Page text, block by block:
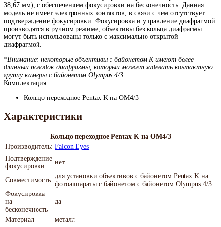
38,67 мм), с обеспечением фокусировки на бесконечность. Данная
модель не имеет электронных контактов, в связи с чем отсутствует
подтверждение фокусировки. Фокусировка и управление диафрагмой
производятся в ручном режиме, объективы без кольца диафрагмы
могут быть использованы только с максимально открытой
диафрагмой.
*Внимание: некоторые объективы c байонетом К имеют более
длинный поводок диафрагмы, который может задевать контактную
группу камеры с байонетом Olympus 4/3
Комплектация
Кольцо переходное Pentax K на OM4/3
Характеристики
Кольцо переходное Pentax K на OM4/3
Производитель: Falcon Eyes
Подтверждение
фокусировки
нет
Совместимость
для установки объективов с байонетом Pentax K на
фотоаппараты с байонетом с байонетом Olympus 4/3
Фокусировка
на
бесконечность
да
Материал металл